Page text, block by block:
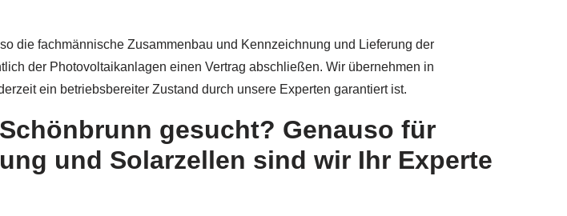
die fachmännische Zusammenbau und Kennzeichnung und Lieferung der
der Photovoltaikanlagen einen Vertrag abschließen. Wir übernehmen in
ein betriebsbereiter Zustand durch unsere Experten garantiert ist.
gesucht? Genauso für
und Solarzellen sind wir Ihr Experte